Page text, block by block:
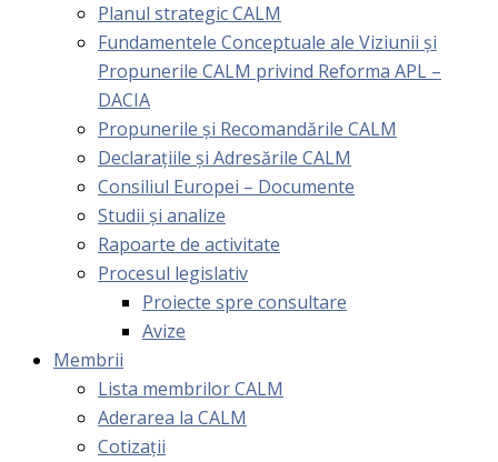
Planul strategic CALM
Fundamentele Conceptuale ale Viziunii și
Propunerile CALM privind Reforma APL –
DACIA
Propunerile și Recomandările CALM
Declarațiile și Adresările CALM
Consiliul Europei – Documente
Studii și analize
Rapoarte de activitate
Procesul legislativ
Proiecte spre consultare
Avize
Membrii
Lista membrilor CALM
Aderarea la CALM
Cotizaţii